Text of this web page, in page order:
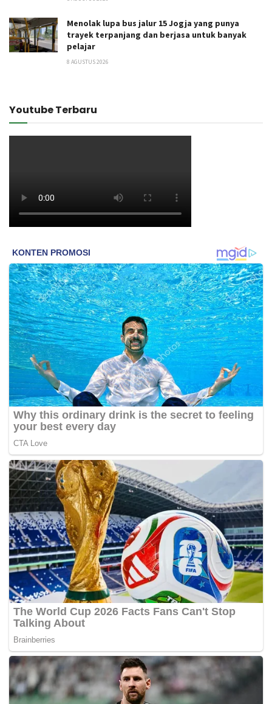
Menolak lupa bus jalur 15 Jogja yang punya
trayek terpanjang dan berjasa untuk banyak
pelajar
8 AGUSTUS 2026
Youtube Terbaru